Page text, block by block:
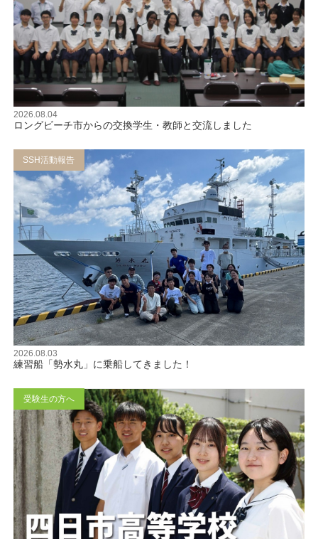
2026.08.04
ロングビーチ市からの交換学生・教師と交流しました
SSH活動報告
2026.08.03
練習船「勢水丸」に乗船してきました！
受験生の方へ